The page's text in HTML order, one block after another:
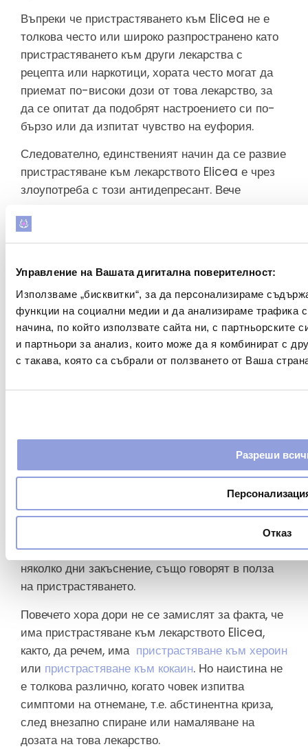
Управление на Вашата дигитална поверителност:
Използваме „бисквитки“, за да персонализираме
функции на социални медии и да анализираме трафика
начина, по който използвате сайта ни, с партньорските
и партньори за анализ, които може да я комбинират с
с такава, която са събрали от ползването от Ваша
Разреши
Отказ
Въпреки че пристрастяването към Elicea не е
толкова често или широко разпространено като
пристрастяването към други лекарства с
рецепта или наркотици, хората често могат да
приемат по-високи дози от това лекарство, за
да се опитат да подобрят настроението си по-
бързо или да изпитат чувство на еуфория.
Следователно, единственият начин да се развие
пристрастяване към лекарството Elicea е чрез
злоупотреба с този антидепресант. Вече
злоупотреби с лекарството Elicea. Хората с
анамнеза за разстройства, свързани с
податливи на злоупотреба с Elicea.
Не се препоръчва да се удвоява дозата, нито да
се приема лекарството с други вещества.
Смесването на този антидепресант с алкохоле
особено опасно, тъй като тази комбинация може
Elicea може да предизвика пристрастяване,
тоест човек ще започне да чувства, че наистина
зависи от това лекарство, за да „преживее“ деня.
Oпитът на много хора, които са забелязали, че
са пристрастени към това лекарство, след като
са пропуснали сутрешната си доза или след
като са взели рецептата си за това лекарство с
няколко дни закъснение, също говорят в полза
на пристрастяването.
Повечето хора дори не се замислят за факта, че
има пристрастяване към лекарството Elicea,
както, да речем, има пристрастяване към хероин
или пристрастяване към кокаин. Но наистина не
е толкова различно, когато човек изпитва
симптоми на отнемане, т.е. абстинентна криза,
след внезапно спиране или намаляване на
дозата на това лекарство.